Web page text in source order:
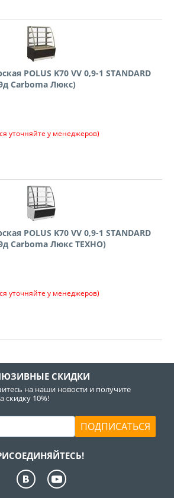
POLUS K70 VV 0,9-1 STANDARD
Carboma Люкс)
уточняйте у менеджеров)
POLUS K70 VV 0,9-1 STANDARD
Carboma Люкс ТЕХНО)
уточняйте у менеджеров)
СКИДКИ
на наши новости и получите
скидку 10%!
ПОДПИСАТЬСЯ